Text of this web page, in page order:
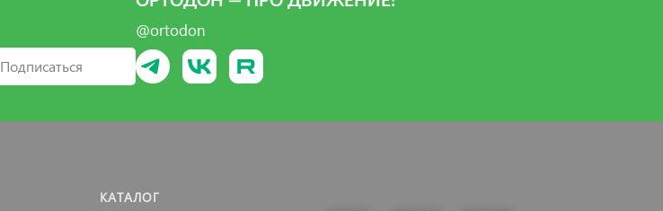
Подписаться
@ortodon
КАТАЛОГ